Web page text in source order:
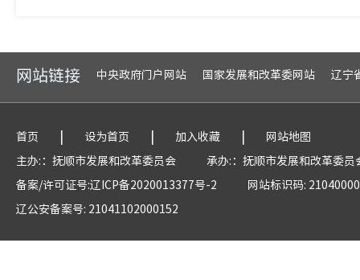
网站链接 中央政府门户网站 国家发展和改革委网站 辽宁
首页 | 设为首页 | 加入收藏 |
网站地图
主办:：抚顺市发展和改革委员会
承办:：抚顺市发展和改革委员
备案/许可证号:辽ICP备2020013377号-2
网站标识码:
辽公安备案号: 21041102000152